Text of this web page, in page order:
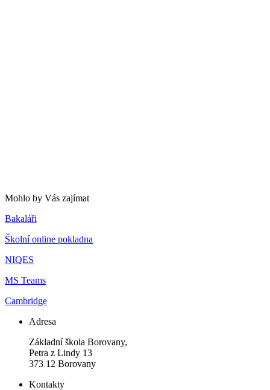
Mohlo by Vás zajímat
Bakaláři
Školní online pokladna
NIQES
MS Teams
Cambridge
Adresa
Základní škola Borovany,
Petra z Lindy 13
373 12 Borovany
Kontakty